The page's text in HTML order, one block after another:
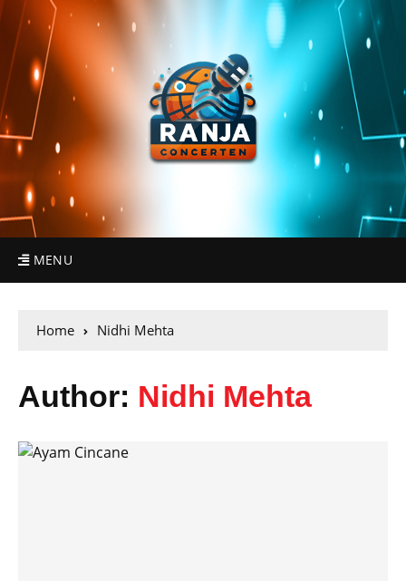
MENU
Home Nidhi Mehta
Author: Nidhi Mehta